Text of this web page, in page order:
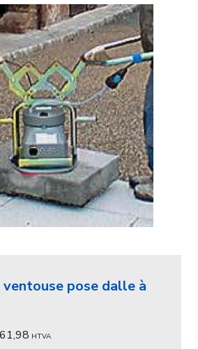
pose dalle à
61,98 HTVA